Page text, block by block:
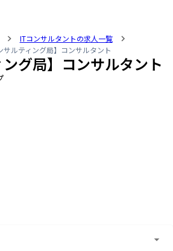
ITコンサルタントの求人一覧
サルティング局】コンサルタント
ング局】コンサルタント